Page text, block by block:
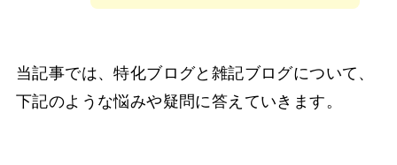
当記事では、特化ブログと雑記ブログについて、
下記のような悩みや疑問に答えていきます。